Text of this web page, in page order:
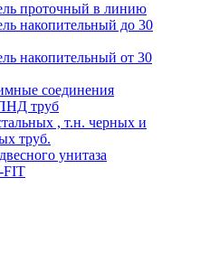
проточный в линию
накопительный до 30
накопительный от 30
соединения
труб
, т.н. черных и
труб.
унитаза
FIT